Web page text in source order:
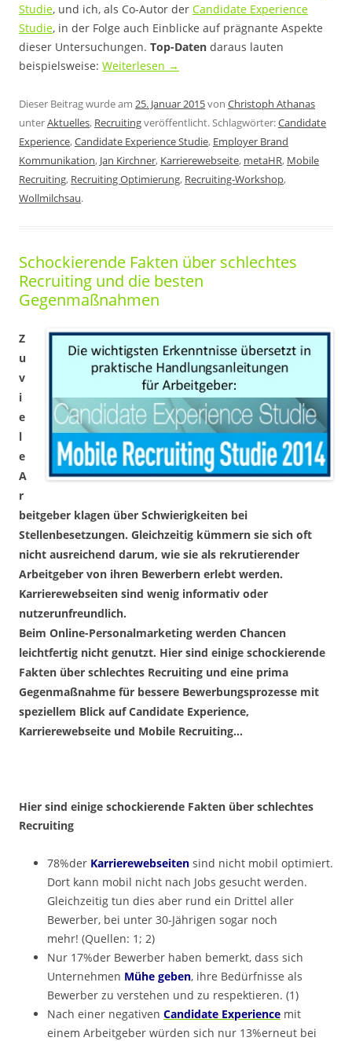
Studie, und ich, als Co-Autor der Candidate Experience
Studie, in der Folge auch Einblicke auf prägnante Aspekte
dieser Untersuchungen. Top-Daten daraus lauten
beispielsweise: Weiterlesen →
Dieser Beitrag wurde am 25. Januar 2015von Christoph Athanas
unterAktuelles, Recruitingveröffentlicht. Schlagwörter:Candidate
Experience,Candidate Experience Studie, Employer Brand
Kommunikation, Jan Kirchner, Karrierewebseite, metaHR, Mobile
Recruiting, Recruiting Optimierung, Recruiting-Workshop,
Wollmilchsau.
Schockierende Fakten über schlechtes
Recruiting und die besten
Gegenmaßnahmen
Z
u
v
i
e
l
e
A
r
beitgeber klagen über Schwierigkeiten bei
Stellenbesetzungen. Gleichzeitig kümmern sie sich oft
nicht ausreichend darum, wie sie als rekrutierender
Arbeitgeber von ihren Bewerbern erlebt werden.
Karrierewebseiten sind wenig informativ oder
nutzerunfreundlich.
Beim Online-Personalmarketing werden Chancen
leichtfertig nicht genutzt. Hier sind einige schockierende
Fakten über schlechtes Recruiting und eine prima
Gegenmaßnahme für bessere Bewerbungsprozesse mit
speziellem Blick auf Candidate Experience,
Karrierewebseite und Mobile Recruiting…
Hier sind einige schockierende Fakten über schlechtes
Recruiting
78%der Karrierewebseiten sind nicht mobil optimiert.
Dort kann mobil nicht nach Jobs gesucht werden.
Gleichzeitig tun dies aber rund ein Drittel aller
Bewerber, bei unter 30-Jährigen sogar noch
mehr! (Quellen: 1; 2)
Nur 17%der Bewerber haben bemerkt, dass sich
Unternehmen Mühe geben, ihre Bedürfnisse als
Bewerber zu verstehen und zu respektieren. (1)
Nach einer negativen Candidate Experience mit
einem Arbeitgeber würden sich nur 13%erneut bei